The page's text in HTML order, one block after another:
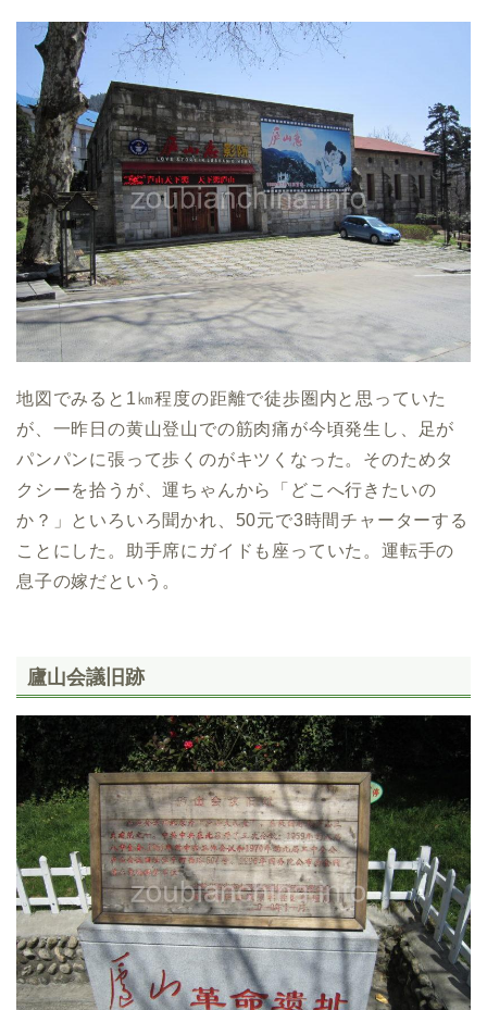
地図でみると1㎞程度の距離で徒歩圏内と思っていた
が、一昨日の黄山登山での筋肉痛が今頃発生し、足が
パンパンに張って歩くのがキツくなった。そのためタ
クシーを拾うが、運ちゃんから「どこへ行きたいの
か？」といろいろ聞かれ、50元で3時間チャーターする
ことにした。助手席にガイドも座っていた。運転手の
息子の嫁だという。
廬山会議旧跡